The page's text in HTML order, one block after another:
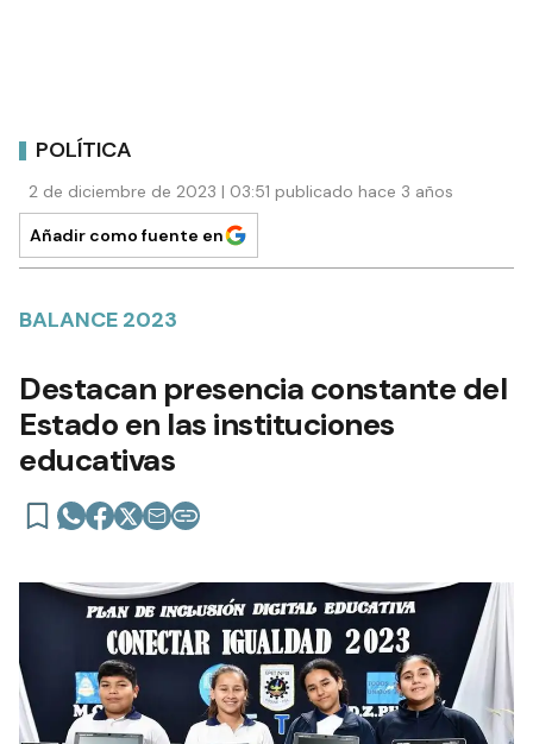
POLÍTICA
2 de diciembre de 2023 | 03:51 publicado hace 3 años
Añadir como fuente en
BALANCE 2023
Destacan presencia constante del
Estado en las instituciones
educativas